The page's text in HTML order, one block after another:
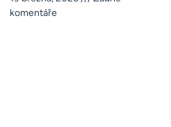
komentáře